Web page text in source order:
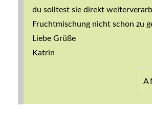
du solltest sie direkt
Fruchtmischung nicht schon zu
Liebe Grüße
Katrin